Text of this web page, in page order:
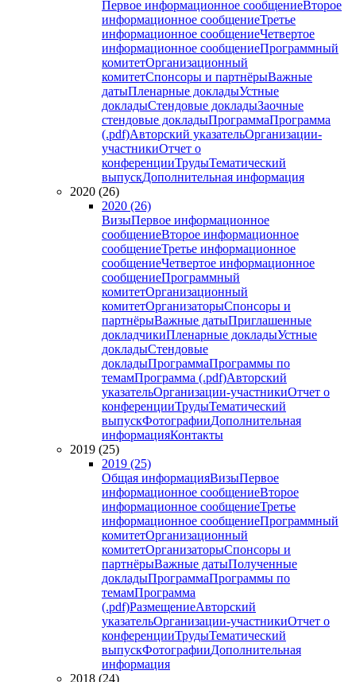
Первое информационное сообщениеВторое
информационное сообщениеТретье
информационное сообщениеЧетвертое
информационное сообщениеПрограммный
комитетОрганизационный
комитетСпонсоры и партнёрыВажные
датыПленарные докладыУстные
докладыСтендовые докладыЗаочные
стендовые докладыПрограммаПрограмма
(.pdf)Авторский указательОрганизации-
участникиОтчет о
конференцииТрудыТематический
выпускДополнительная информация
2020 (26)
2020 (26)
ВизыПервое информационное
сообщениеВторое информационное
сообщениеТретье информационное
сообщениеЧетвертое информационное
сообщениеПрограммный
комитетОрганизационный
комитетОрганизаторыСпонсоры и
партнёрыВажные датыПриглашенные
докладчикиПленарные докладыУстные
докладыСтендовые
докладыПрограммаПрограммы по
темамПрограмма (.pdf)Авторский
указательОрганизации-участникиОтчет о
конференцииТрудыТематический
выпускФотографииДополнительная
информацияКонтакты
2019 (25)
2019 (25)
Общая информацияВизыПервое
информационное сообщениеВторое
информационное сообщениеТретье
информационное сообщениеПрограммный
комитетОрганизационный
комитетОрганизаторыСпонсоры и
партнёрыВажные датыПолученные
докладыПрограммаПрограммы по
темамПрограмма
(.pdf)РазмещениеАвторский
указательОрганизации-участникиОтчет о
конференцииТрудыТематический
выпускФотографииДополнительная
информация
2018 (24)